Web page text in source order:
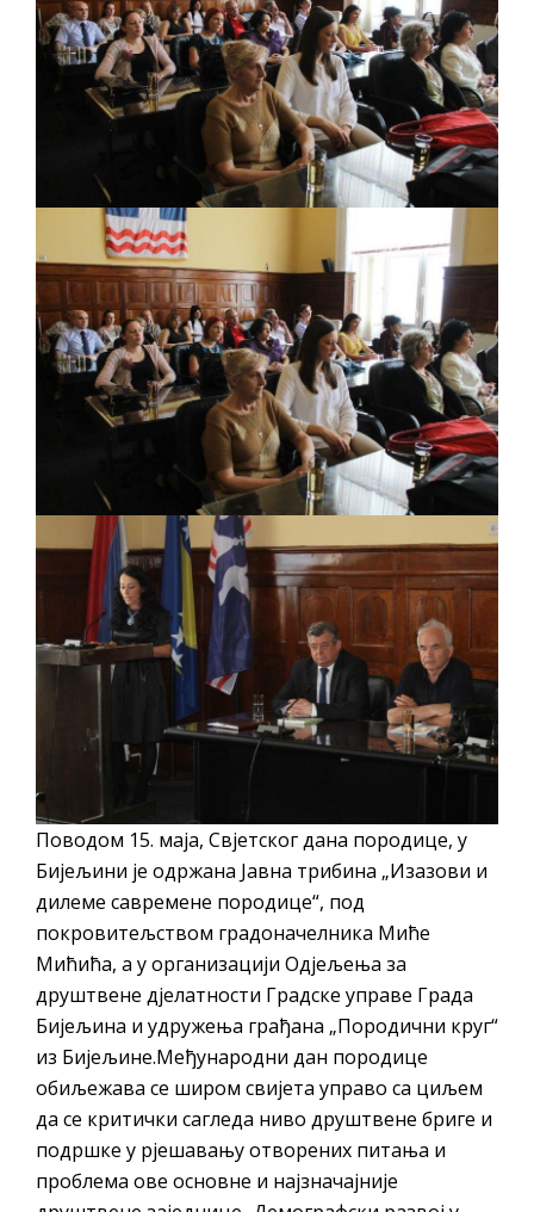
ПРЕЛИМИНАРНA РАНГ ЛИСТA
КАНДИДАТА КОЈИ СУ ОСТВАРИЛИ ПРАВО
НА ГРАДСКИ МЈЕСЕЧНИ БОРАЧКИ
ДОДАТАК ЗА ДЕМОБИЛИСАНЕ БОРЦЕ
ВОЈСКЕ РЕПУБЛИКЕ СРПСКЕ У СТАЊУ
СОЦИЈАЛНЕ ПОТРЕБЕ
Oд 27. јула пријем захтјева за новчану
помоћ за набавку школског прибора
основцима
Обрасци захтјева за регресирано
гориво доступни од 13. марта до 15.
новембра
Захтјев за издавање ПОНОСНЕ КАРТИЦЕ
Обавјештење о забрани саобраћаја 6. и
7. августа
Обавјештење за предузетника - Вера
Ујић
Поводом 15. маја, Свјетског дана породице, у
Бијељини је одржана Јавна трибина „Изазови и
дилеме савремене породице“, под
покровитељством градоначелника Миће
Мићића, а у организацији Одјељења за
друштвене дјелатности Градске управе Града
Бијељина и удружења грађана „Породични круг“
из Бијељине.Међународни дан породице
обиљежава се широм свијета управо са циљем
да се критички сагледа ниво друштвене бриге и
подршке у рјешавању отворених питања и
проблема ове основне и најзначајније